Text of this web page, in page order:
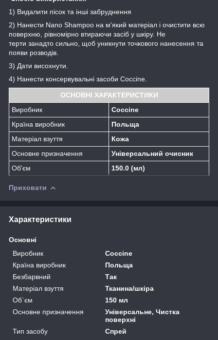
1) Видалити пісок та інші забруднення
2) Нанести Nano Shampoo на м'який матеріал і очистити всю
поверхню, рівномірно втираючи засіб у шкіру. Не
терти занадто сильно, щоб уникнути точкового нанесення та
появи розводів.
3) Дати висохнути.
4) Нанести консервувальні засоби Coccine.
ОСНОВНІ ХАРАКТЕРИСТИКИ
Виробник
Coccine
Країна виробник
Польща
Матеріал взуття
Кожа
Основне призначення
Універсальний очисник
Об'єм
150.0 (мл)
Приховати
Характеристики
Основні
Виробник
Coccine
Країна виробник
Польща
Безбарвний
Так
Матеріал взуття
Тканина/шкіра
Об`єм
150 мл
Основне призначення
Універсальне, Чистка
поверхні
Тип засобу
Спрей